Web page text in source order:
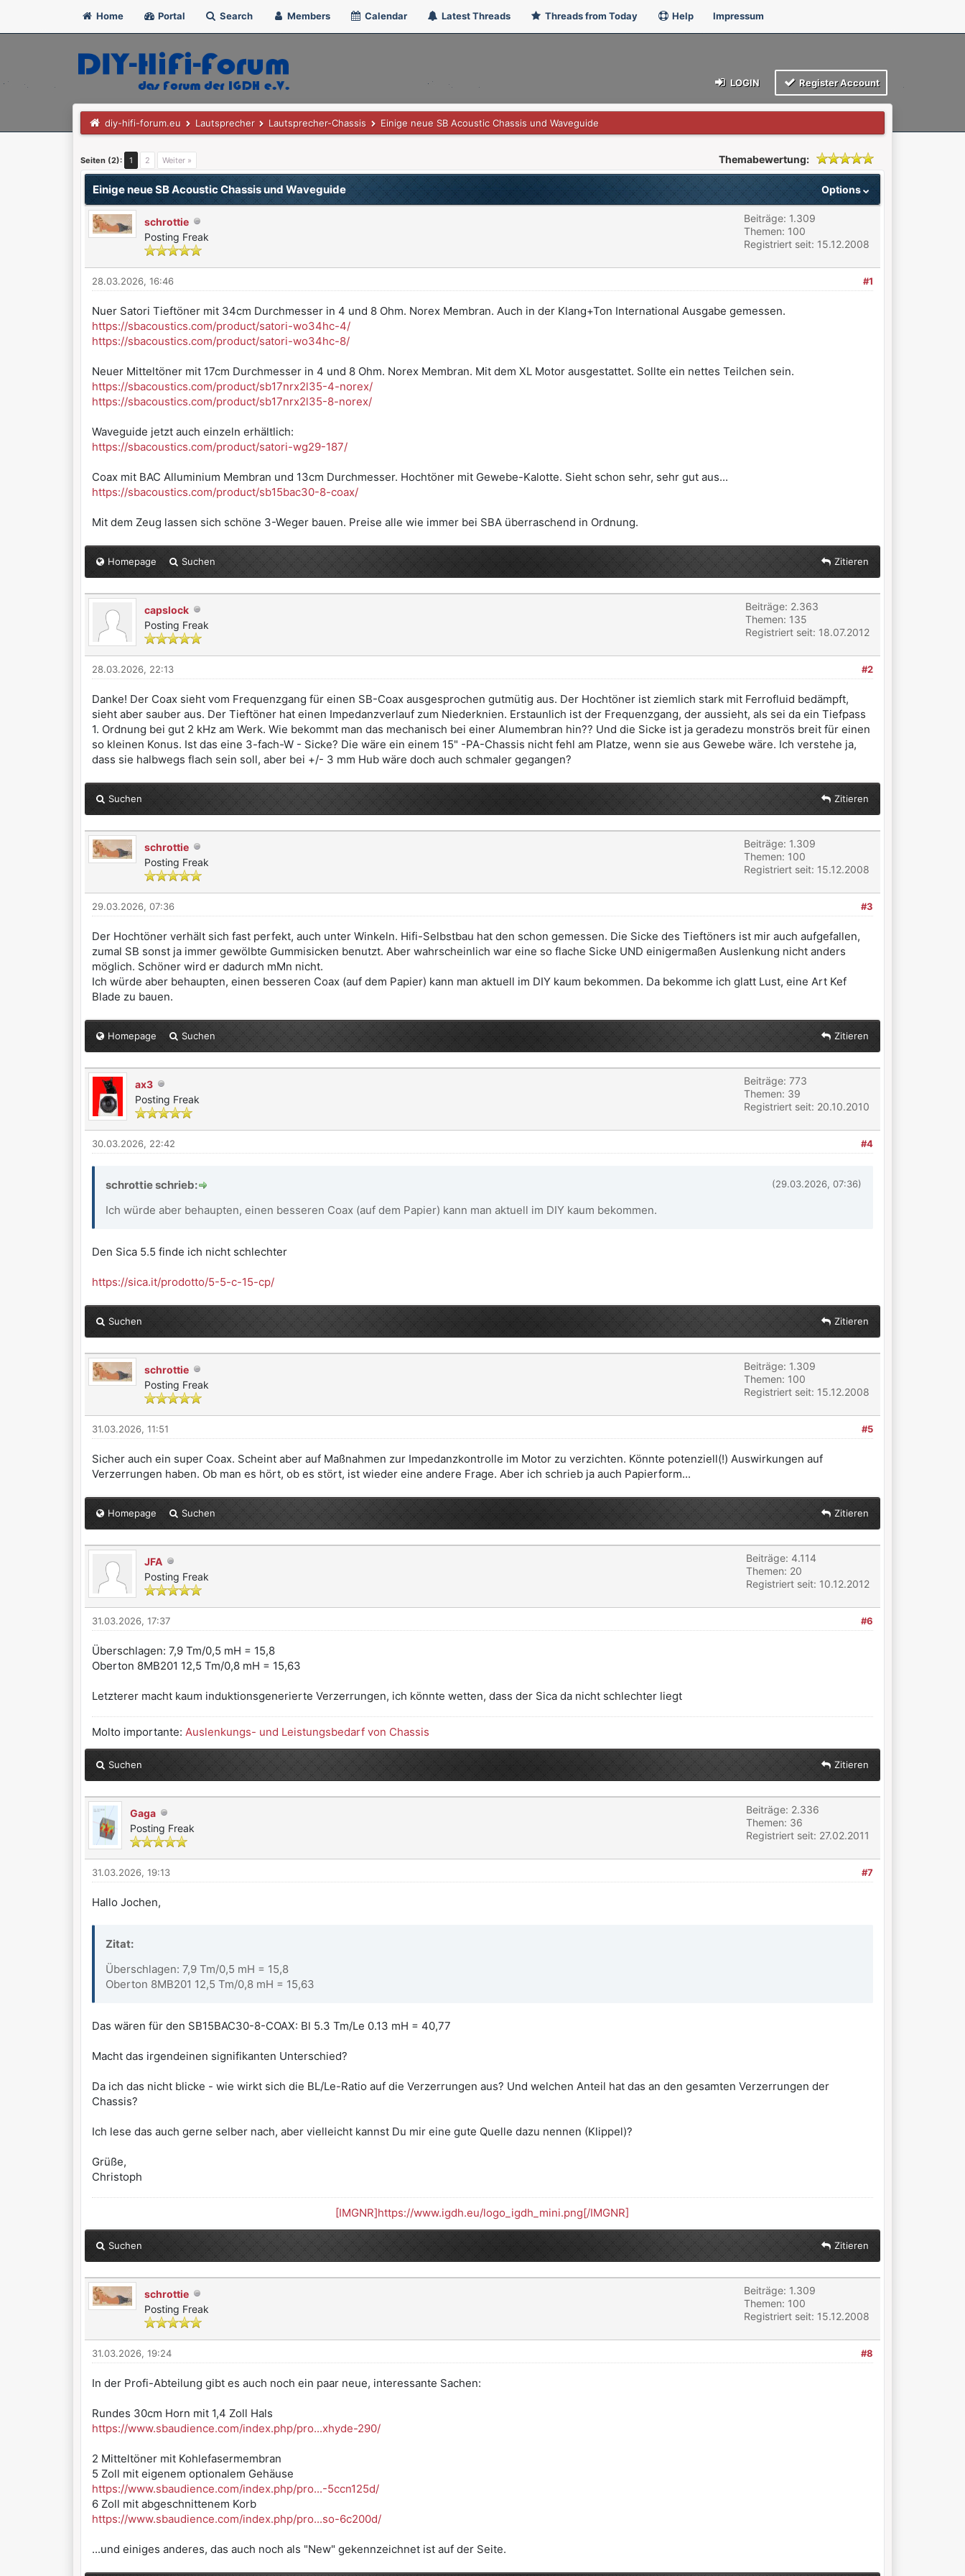
Home Portal Search Members Calendar Latest Threads Threads from Today Help Impressum
LOGIN Register Account
diy-hifi-forum.eu Lautsprecher Lautsprecher-Chassis Einige neue SB Acoustic Chassis und Waveguide
Seiten (2): 1 2 Weiter » Themabewertung:
1 Bewertung(en) - 5 im Durchschnitt
1
2
3
4
5
Options
Einige neue SB Acoustic Chassis und Waveguide
schrottie
Posting Freak
Beiträge: 1.309
Themen: 100
Registriert seit: 15.12.2008
#1
28.03.2026, 16:46
Nuer Satori Tieftöner mit 34cm Durchmesser in 4 und 8 Ohm. Norex Membran. Auch in der Klang+Ton International Ausgabe gemessen.
https://sbacoustics.com/product/satori-wo34hc-4/
https://sbacoustics.com/product/satori-wo34hc-8/
Neuer Mitteltöner mit 17cm Durchmesser in 4 und 8 Ohm. Norex Membran. Mit dem XL Motor ausgestattet. Sollte ein nettes Teilchen sein.
https://sbacoustics.com/product/sb17nrx2l35-4-norex/
https://sbacoustics.com/product/sb17nrx2l35-8-norex/
Waveguide jetzt auch einzeln erhältlich:
https://sbacoustics.com/product/satori-wg29-187/
Coax mit BAC Alluminium Membran und 13cm Durchmesser. Hochtöner mit Gewebe-Kalotte. Sieht schon sehr, sehr gut aus...
https://sbacoustics.com/product/sb15bac30-8-coax/
Mit dem Zeug lassen sich schöne 3-Weger bauen. Preise alle wie immer bei SBA überraschend in Ordnung.
Homepage Suchen Zitieren
capslock
Posting Freak
Beiträge: 2.363
Themen: 135
Registriert seit: 18.07.2012
#2
28.03.2026, 22:13
Danke! Der Coax sieht vom Frequenzgang für einen SB-Coax ausgesprochen gutmütig aus. Der Hochtöner ist ziemlich stark mit Ferrofluid bedämpft,
sieht aber sauber aus. Der Tieftöner hat einen Impedanzverlauf zum Niederknien. Erstaunlich ist der Frequenzgang, der aussieht, als sei da ein Tiefpass
1. Ordnung bei gut 2 kHz am Werk. Wie bekommt man das mechanisch bei einer Alumembran hin?? Und die Sicke ist ja geradezu monströs breit für einen
so kleinen Konus. Ist das eine 3-fach-W - Sicke? Die wäre ein einem 15" -PA-Chassis nicht fehl am Platze, wenn sie aus Gewebe wäre. Ich verstehe ja,
dass sie halbwegs flach sein soll, aber bei +/- 3 mm Hub wäre doch auch schmaler gegangen?
Suchen Zitieren
schrottie
Posting Freak
Beiträge: 1.309
Themen: 100
Registriert seit: 15.12.2008
#3
29.03.2026, 07:36
Der Hochtöner verhält sich fast perfekt, auch unter Winkeln. Hifi-Selbstbau hat den schon gemessen. Die Sicke des Tieftöners ist mir auch aufgefallen,
zumal SB sonst ja immer gewölbte Gummisicken benutzt. Aber wahrscheinlich war eine so flache Sicke UND einigermaßen Auslenkung nicht anders
möglich. Schöner wird er dadurch mMn nicht.
Ich würde aber behaupten, einen besseren Coax (auf dem Papier) kann man aktuell im DIY kaum bekommen. Da bekomme ich glatt Lust, eine Art Kef
Blade zu bauen.
Homepage Suchen Zitieren
ax3
Posting Freak
Beiträge: 773
Themen: 39
Registriert seit: 20.10.2010
#4
30.03.2026, 22:42
(29.03.2026, 07:36)
schrottie schrieb:
Ich würde aber behaupten, einen besseren Coax (auf dem Papier) kann man aktuell im DIY kaum bekommen.
Den Sica 5.5 finde ich nicht schlechter
https://sica.it/prodotto/5-5-c-15-cp/
Suchen Zitieren
schrottie
Posting Freak
Beiträge: 1.309
Themen: 100
Registriert seit: 15.12.2008
#5
31.03.2026, 11:51
Sicher auch ein super Coax. Scheint aber auf Maßnahmen zur Impedanzkontrolle im Motor zu verzichten. Könnte potenziell(!) Auswirkungen auf
Verzerrungen haben. Ob man es hört, ob es stört, ist wieder eine andere Frage. Aber ich schrieb ja auch Papierform...
Homepage Suchen Zitieren
JFA
Posting Freak
Beiträge: 4.114
Themen: 20
Registriert seit: 10.12.2012
#6
31.03.2026, 17:37
Überschlagen: 7,9 Tm/0,5 mH = 15,8
Oberton 8MB201 12,5 Tm/0,8 mH = 15,63
Letzterer macht kaum induktionsgenerierte Verzerrungen, ich könnte wetten, dass der Sica da nicht schlechter liegt
Molto importante: Auslenkungs- und Leistungsbedarf von Chassis
Suchen Zitieren
Gaga
Posting Freak
Beiträge: 2.336
Themen: 36
Registriert seit: 27.02.2011
#7
31.03.2026, 19:13
Hallo Jochen,
Zitat:
Überschlagen: 7,9 Tm/0,5 mH = 15,8
Oberton 8MB201 12,5 Tm/0,8 mH = 15,63
Das wären für den SB15BAC30-8-COAX: Bl 5.3 Tm/Le 0.13 mH = 40,77
Macht das irgendeinen signifikanten Unterschied?
Da ich das nicht blicke - wie wirkt sich die BL/Le-Ratio auf die Verzerrungen aus? Und welchen Anteil hat das an den gesamten Verzerrungen der
Chassis?
Ich lese das auch gerne selber nach, aber vielleicht kannst Du mir eine gute Quelle dazu nennen (Klippel)?
Grüße,
Christoph
[IMGNR]https://www.igdh.eu/logo_igdh_mini.png[/IMGNR]
Suchen Zitieren
schrottie
Posting Freak
Beiträge: 1.309
Themen: 100
Registriert seit: 15.12.2008
#8
31.03.2026, 19:24
In der Profi-Abteilung gibt es auch noch ein paar neue, interessante Sachen:
Rundes 30cm Horn mit 1,4 Zoll Hals
https://www.sbaudience.com/index.php/pro...xhyde-290/
2 Mitteltöner mit Kohlefasermembran
5 Zoll mit eigenem optionalem Gehäuse
https://www.sbaudience.com/index.php/pro...-5ccn125d/
6 Zoll mit abgeschnittenem Korb
https://www.sbaudience.com/index.php/pro...so-6c200d/
...und einiges anderes, das auch noch als "New" gekennzeichnet ist auf der Seite.